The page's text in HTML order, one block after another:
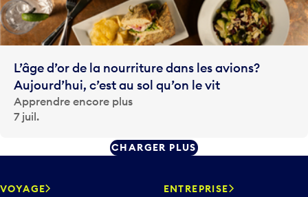
L’âge d’or de la nourriture dans les avions?
Aujourd’hui, c’est au sol qu’on le vit
Apprendre encore plus
7 juil.
CHARGER PLUS
VOYAGE ENTREPRISE